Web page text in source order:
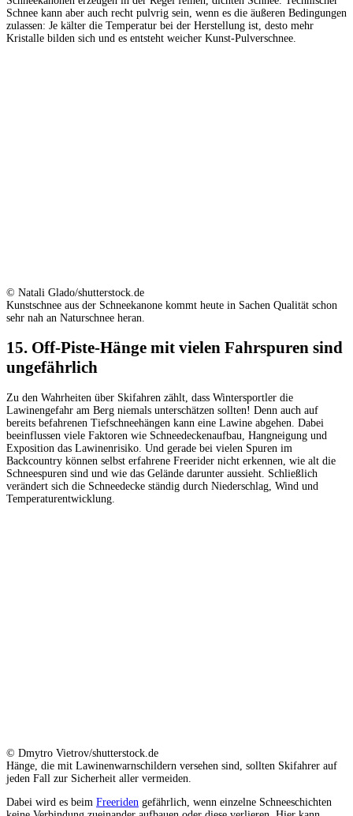
Schnee kann aber auch recht pulvrig sein, wenn es die äußeren Bedingungen
zulassen: Je kälter die Temperatur bei der Herstellung ist, desto mehr
Kristalle bilden sich und es entsteht weicher Kunst-Pulverschnee.
© Natali Glado/shutterstock.de
Kunstschnee aus der Schneekanone kommt heute in Sachen Qualität schon
sehr nah an Naturschnee heran.
15. Off-Piste-Hänge mit vielen Fahrspuren sind
ungefährlich
Zu den Wahrheiten über Skifahren zählt, dass Wintersportler die
Lawinengefahr am Berg niemals unterschätzen sollten! Denn auch auf
bereits befahrenen Tiefschneehängen kann eine Lawine abgehen. Dabei
beeinflussen viele Faktoren wie Schneedeckenaufbau, Hangneigung und
Exposition das Lawinenrisiko. Und gerade bei vielen Spuren im
Backcountry können selbst erfahrene Freerider nicht erkennen, wie alt die
Schneespuren sind und wie das Gelände darunter aussieht. Schließlich
verändert sich die Schneedecke ständig durch Niederschlag, Wind und
Temperaturentwicklung.
© Dmytro Vietrov/shutterstock.de
Hänge, die mit Lawinenwarnschildern versehen sind, sollten Skifahrer auf
jeden Fall zur Sicherheit aller vermeiden.
Dabei wird es beim Freeriden gefährlich, wenn einzelne Schneeschichten